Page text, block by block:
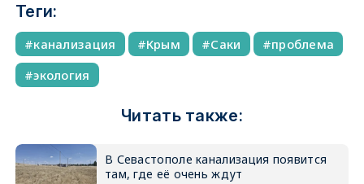
Теги:
канализация Крым Саки
проблема
экология
Читать также:
В Севастополе канализация появится
там, где её очень ждут